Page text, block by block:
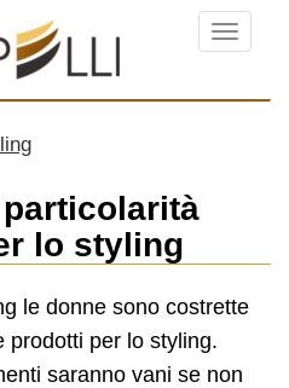
Menu
lo styling
le donne sono costrette
prodotti per lo styling.
saranno vani se non